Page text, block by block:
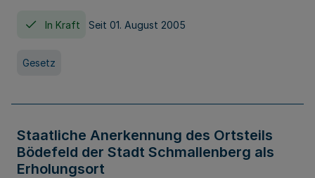
In Kraft Seit 01. August 2005
Gesetz
Staatliche Anerkennung des Ortsteils
Bödefeld der Stadt Schmallenberg als
Erholungsort